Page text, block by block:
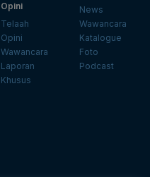
Opini
Telaah
Opini
Wawancara
Laporan
Khusus
News
Wawancara
Katalogue
Foto
Podcast